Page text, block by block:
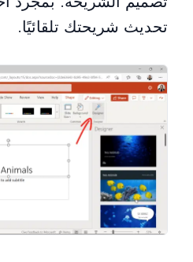
تحديث شريحتك تلقائيًا.